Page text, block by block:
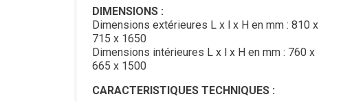
DIMENSIONS :
Dimensions extérieures L x l x H en mm : 810 x
715 x 1650
Dimensions intérieures L x l x H en mm : 760 x
665 x 1500
CARACTERISTIQUES TECHNIQUES :